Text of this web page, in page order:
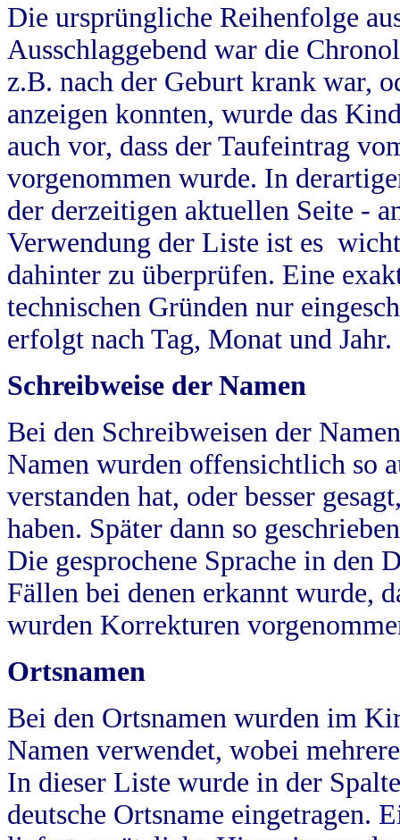
Die ursprüngliche Reihenfolge
Ausschlaggebend war die
z.B. nach der Geburt krank war,
anzeigen konnten, wurde das
auch vor, dass der Taufeintrag
vorgenommen wurde. In
der derzeitigen aktuellen Seite -
Verwendung der Liste ist es
dahinter zu überprüfen. Eine
technischen Gründen nur
erfolgt nach Tag, Monat und Jahr.
Schreibweise der Namen
Bei den Schreibweisen der
Namen wurden offensichtlich so
verstanden hat, oder besser
haben. Später dann so
Die gesprochene Sprache in
Fällen bei denen erkannt wurde,
wurden Korrekturen
Ortsnamen
Bei den Ortsnamen wurden im
Namen verwendet, wobei
In dieser Liste wurde in der
deutsche Ortsname eingetragen.